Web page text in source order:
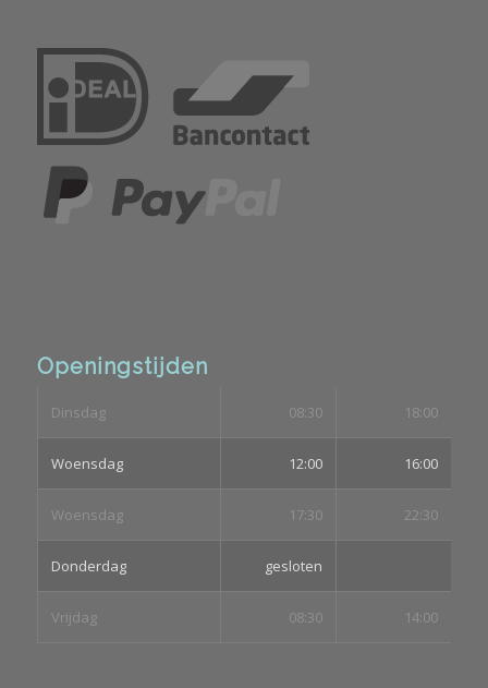
Openingstijden
Dinsdag 08:30 18:00
Woensdag 12:00 16:00
Woensdag 17:30 22:30
Donderdag gesloten
Vrijdag 08:30 14:00